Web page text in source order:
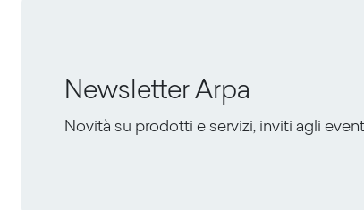
Newsletter Arpa
Novità su prodotti e servizi, inviti agli